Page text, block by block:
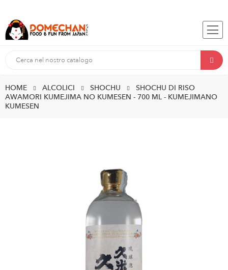
HOME ALCOLICI SHOCHU
SHOCHU DI RISO
AWAMORI KUMEJIMA NO KUMESEN - 700 ML - KUMEJIMANO
KUMESEN